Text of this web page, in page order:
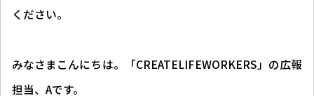
ください。
みなさまこんにちは。「CREATELIFEWORKERS」の広報
担当、Aです。